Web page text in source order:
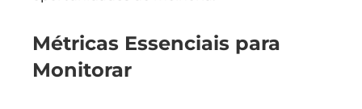
Métricas Essenciais para
Monitorar